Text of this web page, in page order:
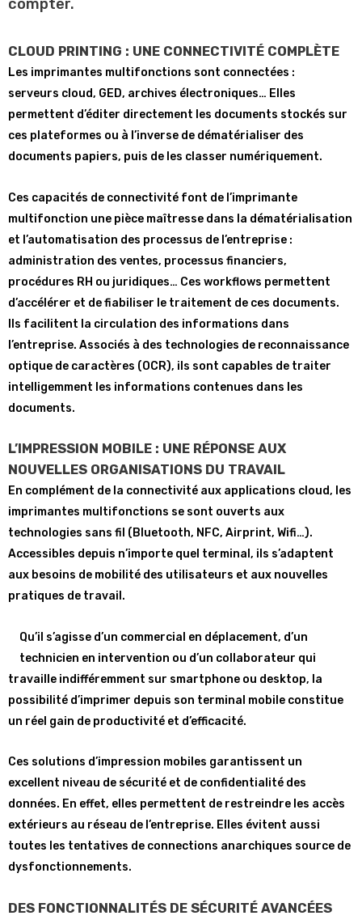
compter.
CLOUD PRINTING : UNE CONNECTIVITÉ COMPLÈTE
Les imprimantes multifonctions sont connectées :
serveurs cloud, GED, archives électroniques… Elles
permettent d’éditer directement les documents stockés sur
ces plateformes ou à l’inverse de dématérialiser des
documents papiers, puis de les classer numériquement.
Ces capacités de connectivité font de l’imprimante
multifonction une pièce maîtresse dans la dématérialisation
et l’automatisation des processus de l’entreprise :
administration des ventes, processus financiers,
procédures RH ou juridiques… Ces workflows permettent
d’accélérer et de fiabiliser le traitement de ces documents.
Ils facilitent la circulation des informations dans
l’entreprise. Associés à des technologies de reconnaissance
optique de caractères (OCR), ils sont capables de traiter
intelligemment les informations contenues dans les
documents.
L’IMPRESSION MOBILE : UNE RÉPONSE AUX
NOUVELLES ORGANISATIONS DU TRAVAIL
En complément de la connectivité aux applications cloud, les
imprimantes multifonctions se sont ouverts aux
technologies sans fil (Bluetooth, NFC, Airprint, Wifi…).
Accessibles depuis n’importe quel terminal, ils s’adaptent
aux besoins de mobilité des utilisateurs et aux nouvelles
pratiques de travail.
Qu’il s’agisse d’un commercial en déplacement, d’un
technicien en intervention ou d’un collaborateur qui
travaille indifféremment sur smartphone ou desktop, la
possibilité d’imprimer depuis son terminal mobile constitue
un réel gain de productivité et d’efficacité.
Ces solutions d’impression mobiles garantissent un
excellent niveau de sécurité et de confidentialité des
données. En effet, elles permettent de restreindre les accès
extérieurs au réseau de l’entreprise. Elles évitent aussi
toutes les tentatives de connections anarchiques source de
dysfonctionnements.
DES FONCTIONNALITÉS DE SÉCURITÉ AVANCÉES